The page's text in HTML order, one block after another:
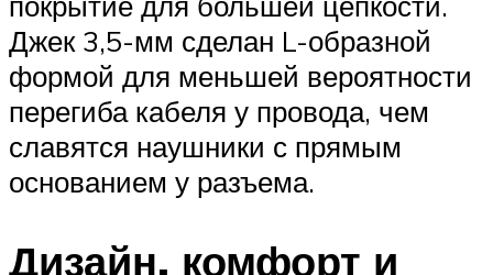
Джек 3,5-мм сделан L-образной
формой для меньшей вероятности
перегиба кабеля у провода, чем
славятся наушники с прямым
основанием у разъема.
Дизайн, комфорт и